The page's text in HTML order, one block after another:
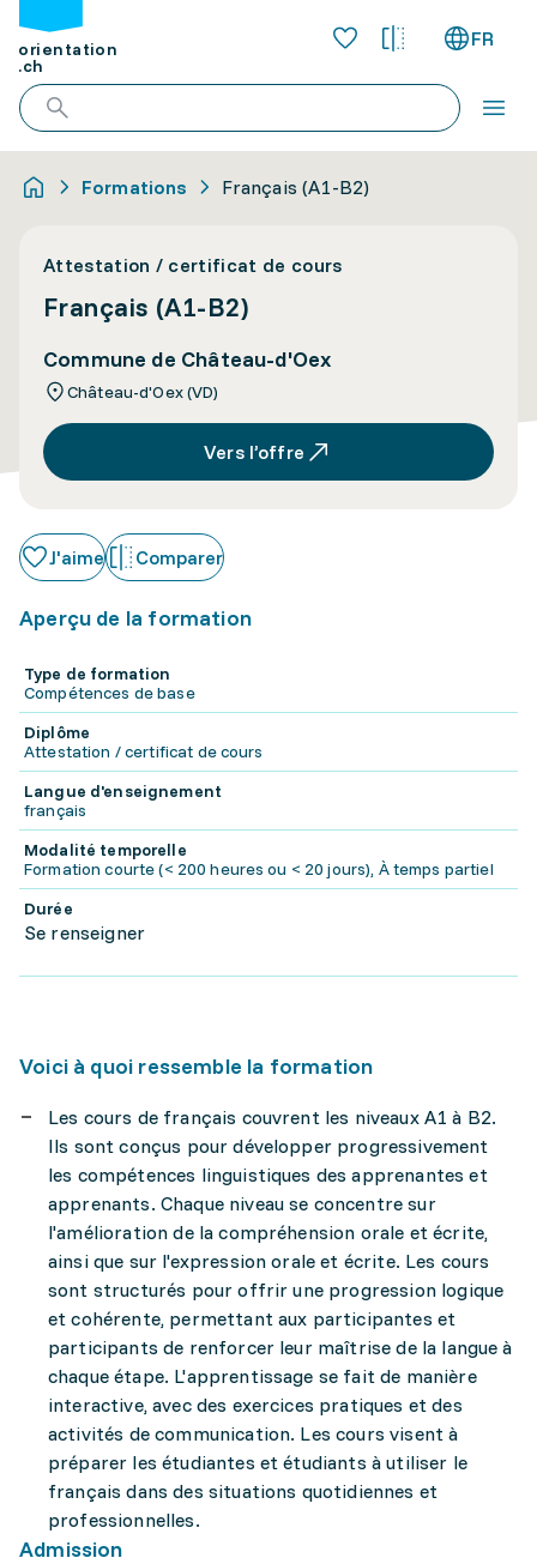
orientation
.ch
FR
Formations Français (A1-B2)
Attestation / certificat de cours
Français (A1-B2)
Commune de Château-d'Oex
Château-d'Oex (VD)
Vers l’offre
J'aime Comparer
Aperçu de la formation
Type de formation
Compétences de base
Diplôme
Attestation / certificat de cours
Langue d'enseignement
français
Modalité temporelle
Formation courte (< 200 heures ou < 20 jours), À temps partiel
Durée
Se renseigner
Voici à quoi ressemble la formation
Les cours de français couvrent les niveaux A1 à B2.
Ils sont conçus pour développer progressivement
les compétences linguistiques des apprenantes et
apprenants. Chaque niveau se concentre sur
l'amélioration de la compréhension orale et écrite,
ainsi que sur l'expression orale et écrite. Les cours
sont structurés pour offrir une progression logique
et cohérente, permettant aux participantes et
participants de renforcer leur maîtrise de la langue à
chaque étape. L'apprentissage se fait de manière
interactive, avec des exercices pratiques et des
activités de communication. Les cours visent à
préparer les étudiantes et étudiants à utiliser le
français dans des situations quotidiennes et
professionnelles.
Admission